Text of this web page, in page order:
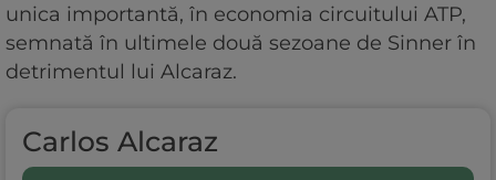
unica importantă, în economia circuitului ATP,
semnată în ultimele două sezoane de Sinner în
detrimentul lui Alcaraz.
Carlos Alcaraz